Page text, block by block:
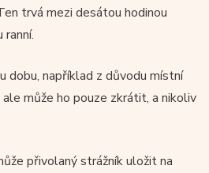
trvá mezi desátou hodinou
dobu, například z důvodu místní
může ho pouze zkrátit, a nikoliv
přivolaný strážník uložit na